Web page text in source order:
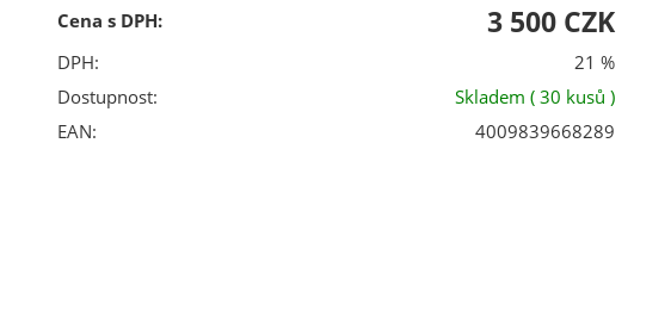
Cena s DPH:
3 500 CZK
DPH:
21 %
Dostupnost:
Skladem ( 30 kusů )
EAN:
4009839668289